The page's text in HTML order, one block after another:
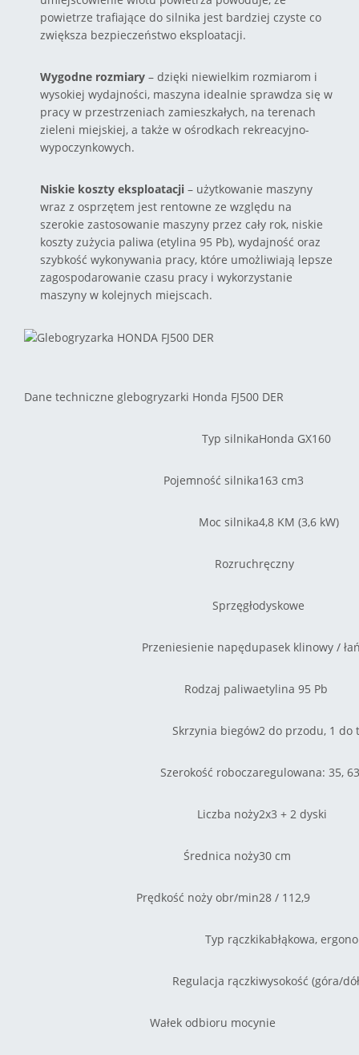
powietrze trafiające do silnika jest bardziej czyste co
zwiększa bezpieczeństwo eksploatacji.
Wygodne rozmiary – dzięki niewielkim rozmiarom i
wysokiej wydajności, maszyna idealnie sprawdza się w
pracy w przestrzeniach zamieszkałych, na terenach
zieleni miejskiej, a także w ośrodkach rekreacyjno-
wypoczynkowych.
Niskie koszty eksploatacji – użytkowanie maszyny
wraz z osprzętem jest rentowne ze względu na
szerokie zastosowanie maszyny przez cały rok, niskie
koszty zużycia paliwa (etylina 95 Pb), wydajność oraz
szybkość wykonywania pracy, które umożliwiają lepsze
zagospodarowanie czasu pracy i wykorzystanie
maszyny w kolejnych miejscach.
Dane techniczne glebogryzarki Honda FJ500 DER
Typ silnikaHonda GX160
Pojemność silnika163 cm3
Moc silnika4,8 KM (3,6 kW)
Rozruchręczny
Sprzęgłodyskowe
Przeniesienie napędupasek klinowy /
Rodzaj paliwaetylina 95 Pb
Skrzynia biegów2 do przodu, 1 do
Szerokość roboczaregulowana: 35,
Liczba noży2x3 + 2 dyski
Średnica noży30 cm
Prędkość noży obr/min28 / 112,9
Typ rączkikabłąkowa,
Regulacja rączkiwysokość (góra/
Wałek odbioru mocynie